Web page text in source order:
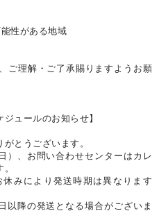
性がある地域
ご理解・ご了承賜りますようお願
ュールのお知らせ】
とうございます。
）、お問い合わせセンターはカレ
みにより発送時期は異なります
以降の発送となる場合がございま